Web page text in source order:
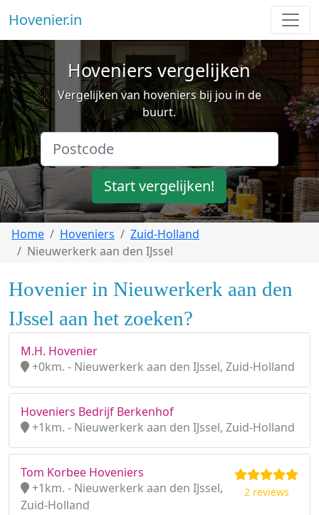
Hovenier.in
Hoveniers vergelijken
Vergelijken van hoveniers bij jou in de
buurt.
Start vergelijken!
Home Hoveniers
Zuid-Holland
Nieuwerkerk aan den IJssel
Hovenier in Nieuwerkerk aan den
IJssel aan het zoeken?
M.H. Hovenier
+0km. - Nieuwerkerk aan den IJssel, Zuid-Holland
Hoveniers Bedrijf Berkenhof
+1km. - Nieuwerkerk aan den IJssel, Zuid-Holland
Tom Korbee Hoveniers
+1km. - Nieuwerkerk aan den IJssel,
Zuid-Holland
2 reviews